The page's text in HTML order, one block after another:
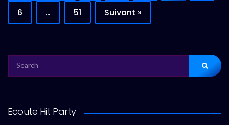
6
… 51 Suivant »
FOR:
Ecoute Hit Party